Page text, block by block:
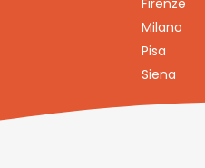
Firenze
Milano
Pisa
Siena